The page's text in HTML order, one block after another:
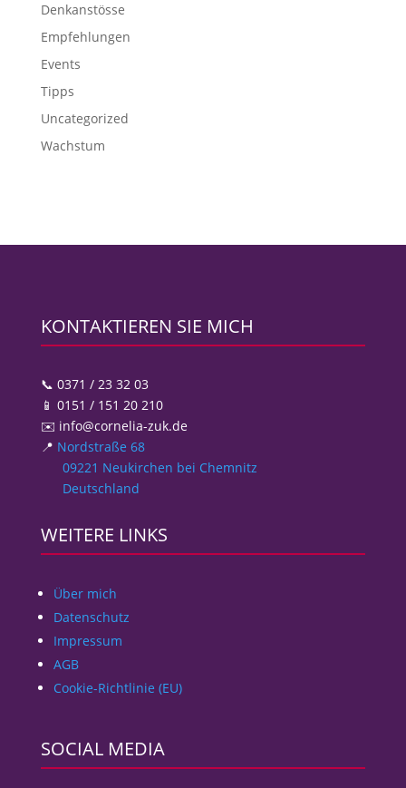
Denkanstösse
Empfehlungen
Events
Tipps
Uncategorized
Wachstum
KONTAKTIEREN SIE MICH
📞 0371 / 23 32 03
📱 0151 / 151 20 210
✉️ info@cornelia-zuk.de
📍 Nordstraße 68
09221 Neukirchen bei Chemnitz
Deutschland
WEITERE LINKS
Über mich
Datenschutz
Impressum
AGB
Cookie-Richtlinie (EU)
SOCIAL MEDIA